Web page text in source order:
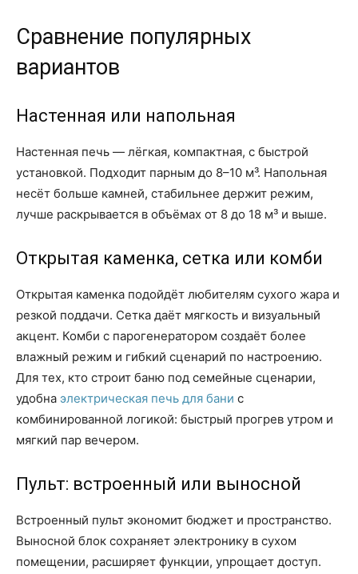
Сравнение популярных
вариантов
Настенная или напольная
Настенная печь — лёгкая, компактная, с быстрой
установкой. Подходит парным до 8–10 м³. Напольная
несёт больше камней, стабильнее держит режим,
лучше раскрывается в объёмах от 8 до 18 м³ и выше.
Открытая каменка, сетка или комби
Открытая каменка подойдёт любителям сухого жара и
резкой поддачи. Сетка даёт мягкость и визуальный
акцент. Комби с парогенератором создаёт более
влажный режим и гибкий сценарий по настроению.
Для тех, кто строит баню под семейные сценарии,
удобна электрическая печь для бани с
комбинированной логикой: быстрый прогрев утром и
мягкий пар вечером.
Пульт: встроенный или выносной
Встроенный пульт экономит бюджет и пространство.
Выносной блок сохраняет электронику в сухом
помещении, расширяет функции, упрощает доступ.